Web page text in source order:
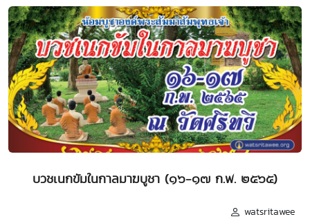
บวชเนกขัมในกาลมาฆบูชา (๑๖-๑๗ ก.พ. ๒๕๖๕)
watsritawee